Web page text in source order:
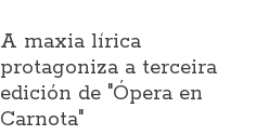
A maxia lírica
protagoniza a terceira
edición de "Ópera en
Carnota"